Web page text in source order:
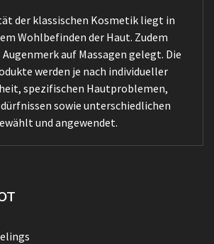
der klassischen Kosmetik liegt in
Wohlbefinden der Haut. Zudem
auf Massagen gelegt. Die
werden je nach individueller
spezifischen Hautproblemen,
sowie unterschiedlichen
und angewendet.